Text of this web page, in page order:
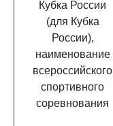
Кубка России
(для Кубка
России),
наименование
всероссийского
спортивного
соревнования